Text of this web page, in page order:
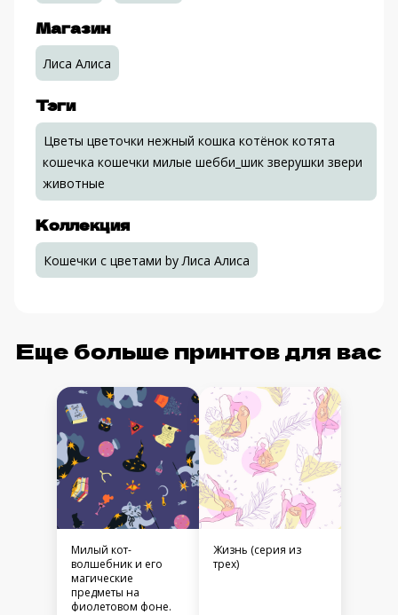
Магазин
Лиса Алиса
Тэги
Цветы цветочки нежный кошка котёнок котята
кошечка кошечки милые шебби_шик зверушки звери
животные
Коллекция
Кошечки с цветами by Лиса Алиса
Еще больше принтов для вас
Милый кот-
волшебник и его
магические
предметы на
фиолетовом фоне.
Жизнь (серия из
трех)